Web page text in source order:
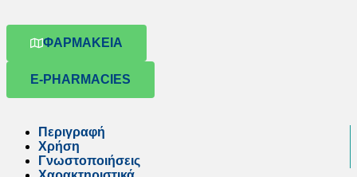
ΦΑΡΜΑΚΕΙΑ
E-PHARMACIES
Περιγραφή
Χρήση
Γνωστοποιήσεις